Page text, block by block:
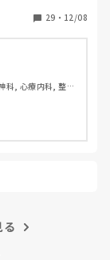
妊娠初期はみん
29 ・ 12/08
科, 心療内科, 整形
る